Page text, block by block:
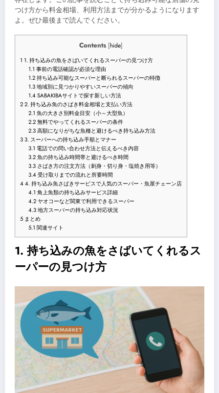
つけ方から料金相場、利用方法までが分かるようになります
よ。ぜひ最後まで読んでください。
Contents [hide]
1 1. 持ち込みの魚をさばいてくれるスーパーの見つけ方
1.1 事前の電話確認が必須な理由
1.2持ち込み可能なスーパーと断られるスーパーの特徴
1.3地域別に見つかりやすいスーパーの傾向
1.4SABAKIBAサイトで探す新しい方法
22. 持ち込み魚のさばき料金相場と支払い方法
2.1 魚の大きさ別料金目安（小～大型魚）
2.2無料でやってくれるスーパーの条件
2.3高額になりがちな魚種と避けるべき持ち込み方法
33. スーパーへの持ち込み手順とマナー
3.1 電話での問い合わせ方法と伝えるべき内容
3.2魚の持ち込み時間帯と避けるべき時間
3.3 さばき方の注文方法（刺身・切り身・塩焼き用等）
3.4受け取りまでの流れと所要時間
44. 持ち込み魚さばきサービスで人気のスーパー・魚屋チェーン店
4.1 角上魚類の持ち込みサービス詳細
4.2ヤオコーなど関東で利用できるスーパー
4.3地方スーパーの持ち込み対応状況
5 まとめ
5.1 関連サイト
1. 持ち込みの魚をさばいてくれるス
ーパーの見つけ方